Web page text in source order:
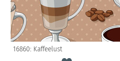
16860: Kaffeelust